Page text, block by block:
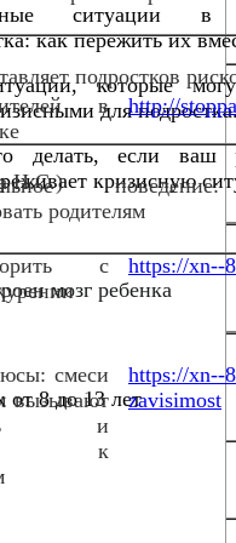
ситуации в
как пережить их
которые
для
делать, если ваш
кризисную
мозг ребенка
от 8 до 13 лет
в
Н.С.)
http://
с
https://xn--
смеси
вызывают
и
к
https://xn--
zavisimost
подростков
родителям